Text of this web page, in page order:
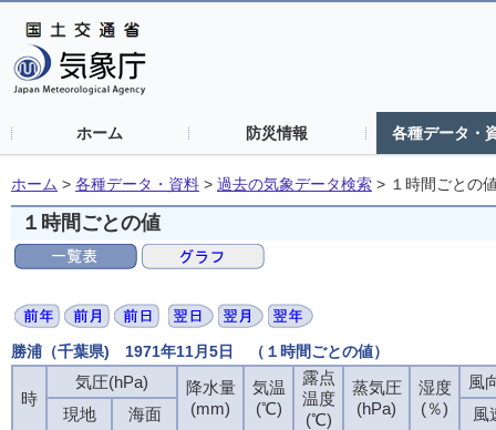
ホーム 防災情報 各種データ・
ホーム > 各種データ・資料 > 過去の気象データ検索 > １時間ごとの
１時間ごとの値
勝浦（千葉県) 1971年11月5日 （１時間ごとの値）
時
気圧(hPa)
降水量
(mm)
気温
(℃)
露点
温度
(℃)
蒸気圧
(hPa)
湿度
(％)
風
現地
海面
風
時
気圧(hPa)
降水量
(mm)
気温
(℃)
露点
温度
(℃)
蒸気圧
(hPa)
湿度
(％)
風
現地
海面
風
時
気圧(hPa)
降水量
(mm)
気温
(℃)
露点
温度
(℃)
蒸気圧
(hPa)
湿度
(％)
風
現地
海面
風
時
気圧(hPa)
降水量
(mm)
気温
(℃)
露点
温度
(℃)
蒸気圧
(hPa)
湿度
(％)
風
現地
海面
風